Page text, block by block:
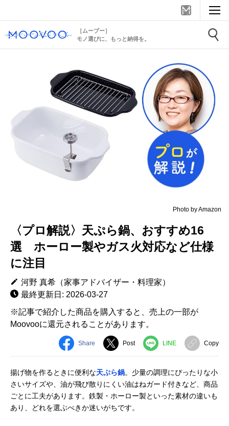
［ムーブー］
モノ選びに、もっと納得を。
Photo by Amazon
〈プロ解説〉天ぷら鍋、おすすめ16
選 ホーロー製やガス火対応など仕様
に注目
河野 真希（家事アドバイザー・料理家）
最終更新日: 2026-03-27
※記事で紹介した商品を購入すると、売上の一部が
Moovooに還元されることがあります。
Share Post LINE Copy
揚げ物を作るときに便利な天ぷら鍋。少量の調理にぴったりな小
さいサイズや、油が飛び散りにくい油はねガード付きなど、商品
ごとに工夫があります。鉄製・ホーロー製といった素材の違いも
あり、どれを選ぶべきか迷いがちです。